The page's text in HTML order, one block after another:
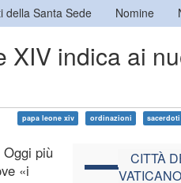
della Santa Sede Nomine
XIV indica ai
papa leone xiv ordinazioni sacerdoti
CITTÀ
VATICANO
più
«i